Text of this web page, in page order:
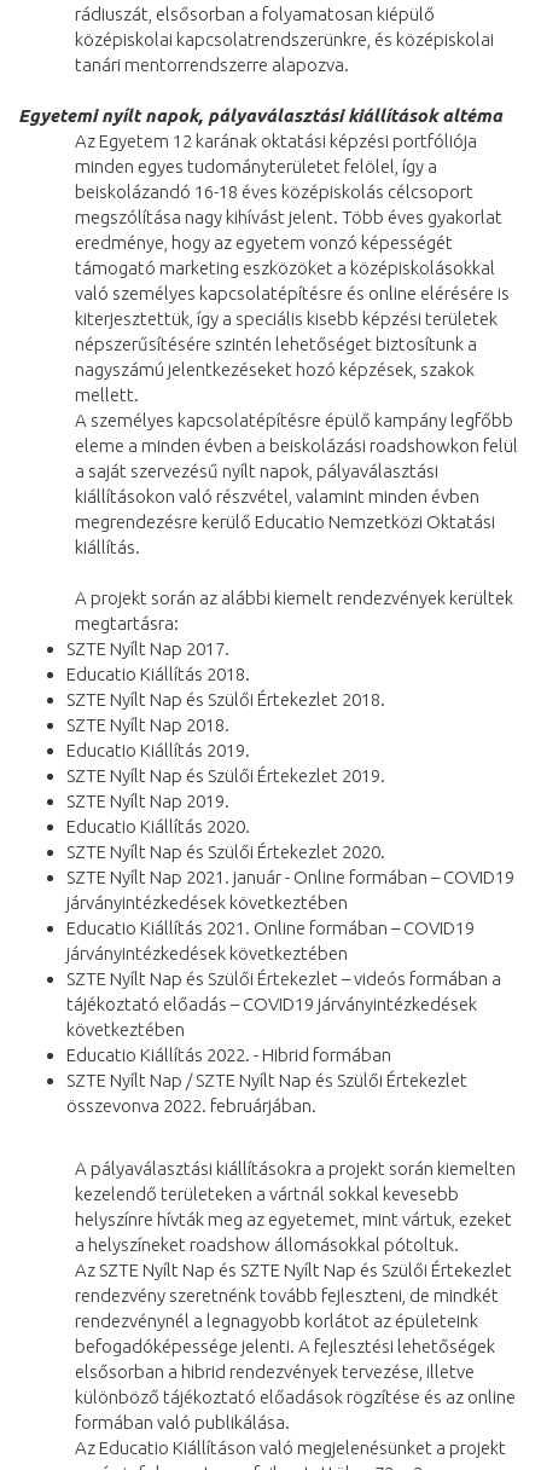
rádiuszát, elsősorban a folyamatosan kiépülő
középiskolai kapcsolatrendszerünkre, és középiskolai
tanári mentorrendszerre alapozva.
Egyetemi nyílt napok, pályaválasztási kiállítások altéma
Az Egyetem 12 karának oktatási képzési portfóliója
minden egyes tudományterületet felölel, így a
beiskolázandó 16-18 éves középiskolás célcsoport
megszólítása nagy kihívást jelent. Több éves gyakorlat
eredménye, hogy az egyetem vonzó képességét
támogató marketing eszközöket a középiskolásokkal
való személyes kapcsolatépítésre és online elérésére is
kiterjesztettük, így a speciális kisebb képzési területek
népszerűsítésére szintén lehetőséget biztosítunk a
nagyszámú jelentkezéseket hozó képzések, szakok
mellett.
A személyes kapcsolatépítésre épülő kampány legfőbb
eleme a minden évben a beiskolázási roadshowkon felül
a saját szervezésű nyílt napok, pályaválasztási
kiállításokon való részvétel, valamint minden évben
megrendezésre kerülő Educatio Nemzetközi Oktatási
kiállítás.
A projekt során az alábbi kiemelt rendezvények kerültek
megtartásra:
SZTE Nyílt Nap 2017.
Educatio Kiállítás 2018.
SZTE Nyílt Nap és Szülői Értekezlet 2018.
SZTE Nyílt Nap 2018.
Educatio Kiállítás 2019.
SZTE Nyílt Nap és Szülői Értekezlet 2019.
SZTE Nyílt Nap 2019.
Educatio Kiállítás 2020.
SZTE Nyílt Nap és Szülői Értekezlet 2020.
SZTE Nyílt Nap 2021. január - Online formában – COVID19
járványintézkedések következtében
Educatio Kiállítás 2021. Online formában – COVID19
járványintézkedések következtében
SZTE Nyílt Nap és Szülői Értekezlet – videós formában a
tájékoztató előadás – COVID19 járványintézkedések
következtében
Educatio Kiállítás 2022. - Hibrid formában
SZTE Nyílt Nap / SZTE Nyílt Nap és Szülői Értekezlet
összevonva 2022. februárjában.
A pályaválasztási kiállításokra a projekt során kiemelten
kezelendő területeken a vártnál sokkal kevesebb
helyszínre hívták meg az egyetemet, mint vártuk, ezeket
a helyszíneket roadshow állomásokkal pótoltuk.
Az SZTE Nyílt Nap és SZTE Nyílt Nap és Szülői Értekezlet
rendezvény szeretnénk tovább fejleszteni, de mindkét
rendezvénynél a legnagyobb korlátot az épületeink
befogadóképessége jelenti. A fejlesztési lehetőségek
elsősorban a hibrid rendezvények tervezése, illetve
különböző tájékoztató előadások rögzítése és az online
formában való publikálása.
Az Educatio Kiállításon való megjelenésünket a projekt